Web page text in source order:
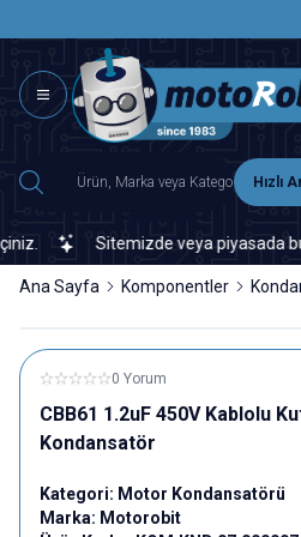
Hızlı
Sitemizde veya piyasada
Ana Sayfa Komponentler
0 Yorum
CBB61 1.2uF 450V Kablolu
Kondansatör
Kategori: Motor Kondansatörü
Marka: Motorobit